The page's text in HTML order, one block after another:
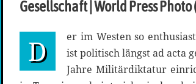
Gesellschaft | World Press
D
er im Westen so
ist politisch längst ad acta
Jahre Militärdiktatur